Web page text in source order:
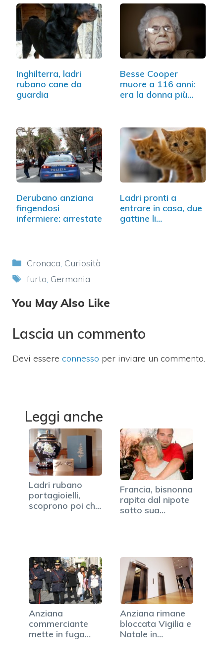
Inghilterra, ladri
rubano cane da
guardia
Besse Cooper
muore a 116 anni:
era la donna più…
Derubano anziana
fingendosi
infermiere: arrestate
Ladri pronti a
entrare in casa, due
gattine li…
Categorie
Cronaca, Curiosità
Tag
furto, Germania
You May Also Like
Lascia un commento
Devi essere connesso per inviare un commento.
Leggi anche
Ladri rubano
portagioielli,
scoprono poi che
Francia, bisnonna
rapita dal nipote
sotto sua…
Anziana
commerciante
mette in fuga
Anziana rimane
bloccata Vigilia e
Natale in…